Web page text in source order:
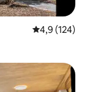
Prosječna
4,9 (124)